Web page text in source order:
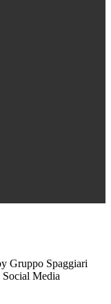
Gruppo Spaggiari
Media